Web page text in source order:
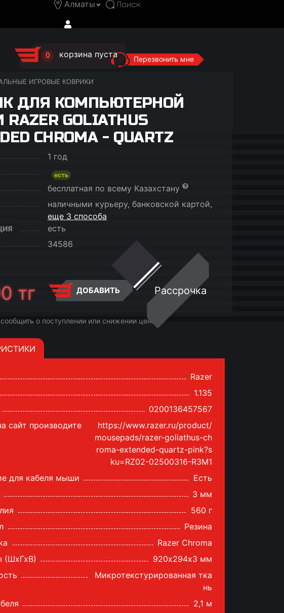
Алматы
0 корзина пуста Перезвонить мне
ИГРОВЫЕ КОВРИКИ
ДЛЯ КОМПЬЮТЕРНОЙ
GOLIATHUS
CHROMA - QUARTZ
1 год
есть
бесплатная по всему Казахстану
наличными курьеру, банковской картой,
еще 3 способа
есть
34586
тг ДОБАВИТЬ Рассрочка
сообщить о поступлении или снижении цены
Razer
1.135
0200136457567
сайт производите
https://www.razer.ru/product/
mousepads/razer-goliathus-ch
roma-extended-quartz-pink?s
ku=RZ02-02500316-R3M1
для кабеля мыши
Есть
3 мм
560 г
Резина
Razer Chroma
(ШхГхВ)
920х294x3 мм
Микротекстурированная тка
нь
2,1 м